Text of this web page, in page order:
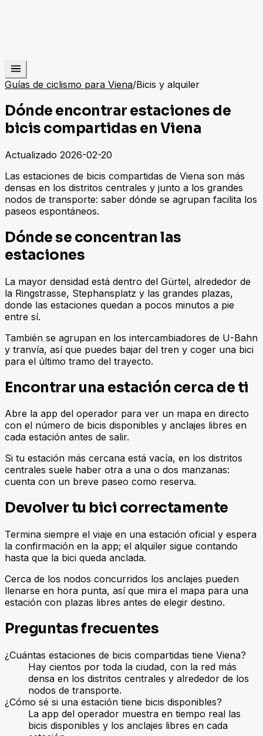
Guías de ciclismo para Viena/Bicis y alquiler
Dónde encontrar estaciones de
bicis compartidas en Viena
Actualizado 2026-02-20
Las estaciones de bicis compartidas de Viena son más
densas en los distritos centrales y junto a los grandes
nodos de transporte: saber dónde se agrupan facilita los
paseos espontáneos.
Dónde se concentran las
estaciones
La mayor densidad está dentro del Gürtel, alrededor de
la Ringstrasse, Stephansplatz y las grandes plazas,
donde las estaciones quedan a pocos minutos a pie
entre sí.
También se agrupan en los intercambiadores de U-Bahn
y tranvía, así que puedes bajar del tren y coger una bici
para el último tramo del trayecto.
Encontrar una estación cerca de ti
Abre la app del operador para ver un mapa en directo
con el número de bicis disponibles y anclajes libres en
cada estación antes de salir.
Si tu estación más cercana está vacía, en los distritos
centrales suele haber otra a una o dos manzanas:
cuenta con un breve paseo como reserva.
Devolver tu bici correctamente
Termina siempre el viaje en una estación oficial y espera
la confirmación en la app; el alquiler sigue contando
hasta que la bici queda anclada.
Cerca de los nodos concurridos los anclajes pueden
llenarse en hora punta, así que mira el mapa para una
estación con plazas libres antes de elegir destino.
Preguntas frecuentes
¿Cuántas estaciones de bicis compartidas tiene Viena?
Hay cientos por toda la ciudad, con la red más
densa en los distritos centrales y alrededor de los
nodos de transporte.
¿Cómo sé si una estación tiene bicis disponibles?
La app del operador muestra en tiempo real las
bicis disponibles y los anclajes libres en cada